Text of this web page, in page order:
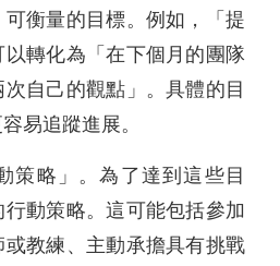
衡量的目標。例如，「提
轉化為「在下個月的團隊
自己的觀點」。具體的目
易追蹤進展。
策略」。為了達到這些目
動策略。這可能包括參加
教練、主動承擔具有挑戰